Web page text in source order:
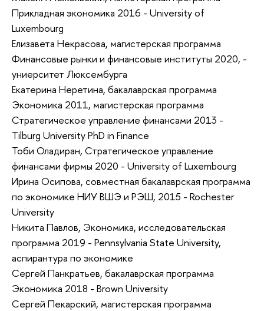
Прикладная экономика 2016 - University of
Luxembourg
Елизавета Некрасова, магистерская программа
Финансовые рынки и финансовые институты 2020, -
униерситет Люксембурга
Екатерина Неретина, бакалаврская программа
Экономика 2011, магистерская программа
Стратегическое управление финансами 2013 -
Tilburg University PhD in Finance
Тоби Оладиран, Стратегическое управление
финансами фирмы 2020 - University of Luxembourg
Ирина Осипова, совместная бакалаврская программа
по экономике НИУ ВШЭ и РЭШ, 2015 - Rochester
University
Никита Павлов, Экономика, исследовательская
программа 2019 - Pennsylvania State University,
аспирантура по экономике
Сергей Панкратьев, бакалаврская программа
Экономика 2018 - Brown University
Сергей Пекарский, магистерская программа